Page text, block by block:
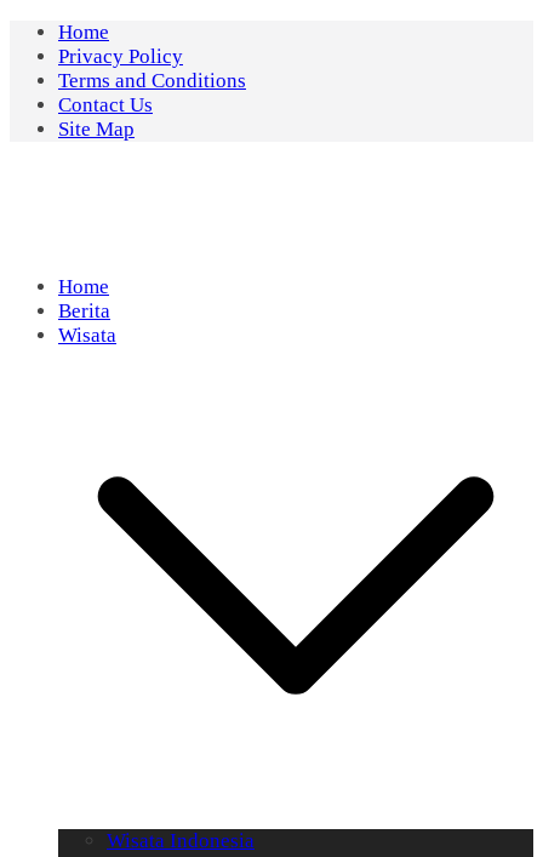
Skip
content
Home
Privacy Policy
Terms and Conditions
Contact Us
Site Map
Home
Berita
Wisata
Wisata Indonesia